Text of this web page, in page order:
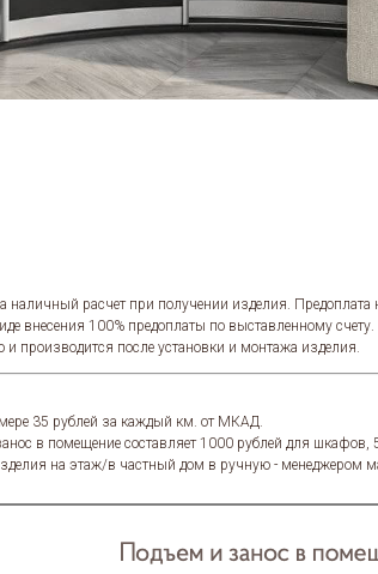
расчет при получении изделия. Предоплата
внесения 100% предоплаты по выставленному счету.
и производится после установки и монтажа изделия.
35 рублей за каждый км. от МКАД.
в помещение составляет 1000 рублей для
на этаж/в частный дом в ручную - менеджером